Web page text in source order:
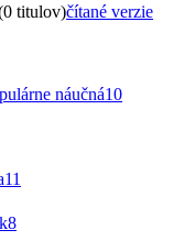
titulov)čítané verzie
náučná10
11
8